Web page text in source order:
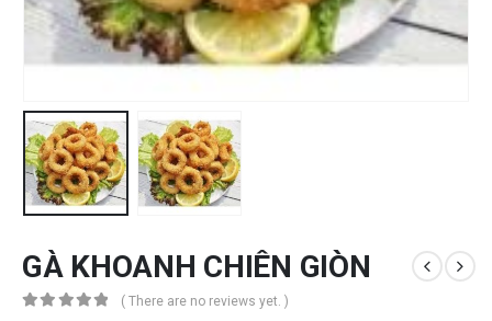
GÀ KHOANH CHIÊN GIÒN
( There are no reviews yet. )